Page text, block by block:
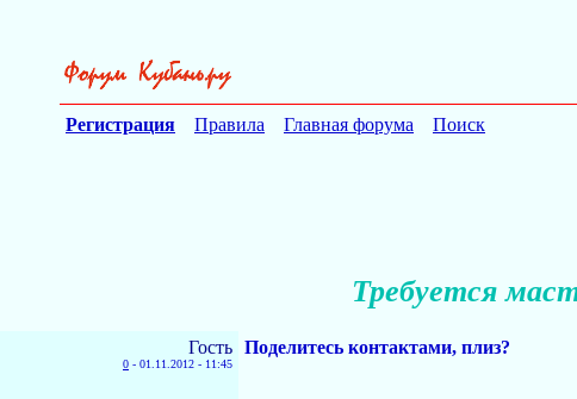
Регистрация Правила Главная форума Поиск
Требуется
Гость
0 - 01.11.2012 - 11:45
Поделитесь контактами, плиз?